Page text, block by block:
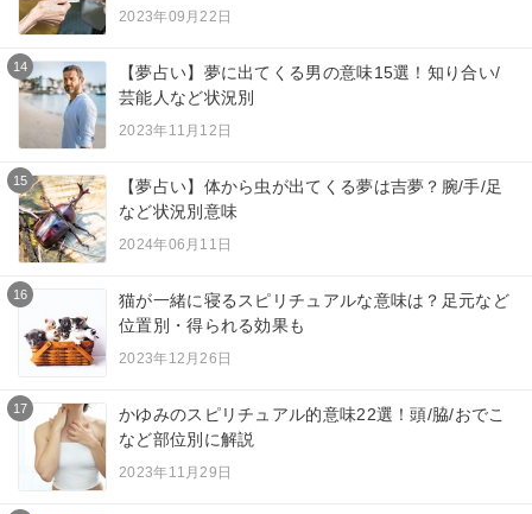
2023年09月22日
14
【夢占い】夢に出てくる男の意味15選！知り合い/
芸能人など状況別
2023年11月12日
15
【夢占い】体から虫が出てくる夢は吉夢？腕/手/足
など状況別意味
2024年06月11日
16
猫が一緒に寝るスピリチュアルな意味は？足元など
位置別・得られる効果も
2023年12月26日
17
かゆみのスピリチュアル的意味22選！頭/脇/おでこ
など部位別に解説
2023年11月29日